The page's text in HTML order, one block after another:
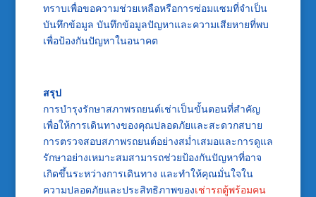
ทราบเพื่อขอความช่วยเหลือหรือการซ่อมแซมที่จำเป็น
บันทึกข้อมูล บันทึกข้อมูลปัญหาและความเสียหายที่พบ
เพื่อป้องกันปัญหาในอนาคต
สรุป
การบำรุงรักษาสภาพรถยนต์เช่าเป็นขั้นตอนที่สำคัญ
เพื่อให้การเดินทางของคุณปลอดภัยและสะดวกสบาย
การตรวจสอบสภาพรถยนต์อย่างสม่ำเสมอและการดูแล
รักษาอย่างเหมาะสมสามารถช่วยป้องกันปัญหาที่อาจ
เกิดขึ้นระหว่างการเดินทาง และทำให้คุณมั่นใจใน
ความปลอดภัยและประสิทธิภาพของเช่ารถตู้พร้อมคน